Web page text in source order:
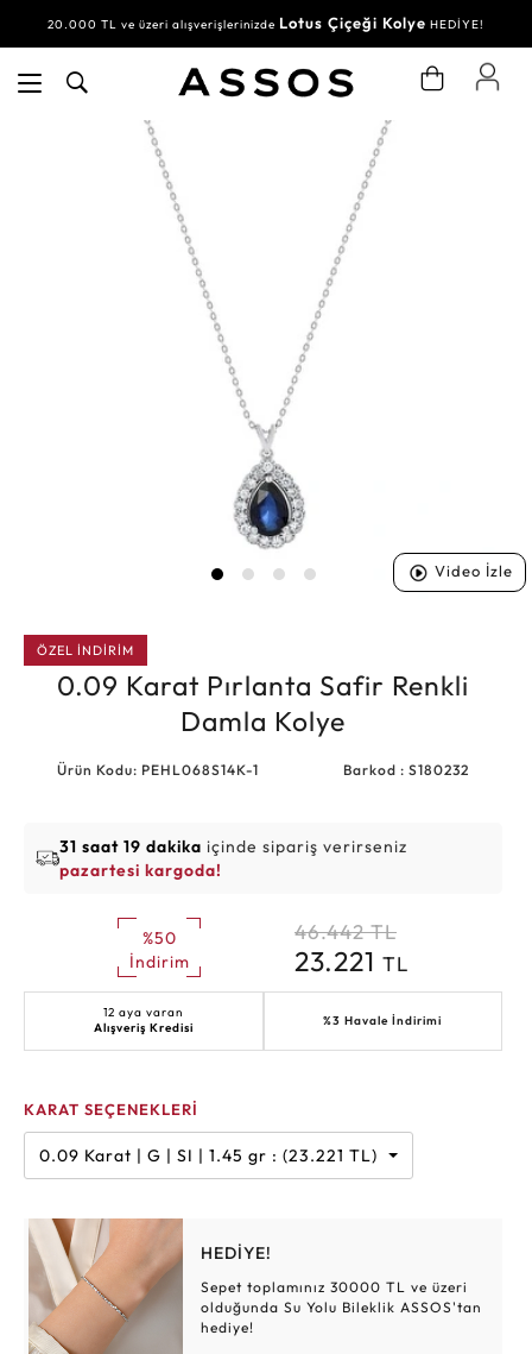
20.000 TL ve üzeri alışverişlerinizde Lotus Çiçeği Kolye HEDİYE!
Video İzle
ÖZEL İNDİRİM
0.09 Karat Pırlanta Safir Renkli
Damla Kolye
Ürün Kodu: PEHL068S14K-1 Barkod : S180232
31 saat 19 dakika içinde sipariş verirseniz
pazartesi kargoda!
%50
İndirim
46.442 TL
23.221 TL
12 aya varan
Alışveriş Kredisi
%3 Havale İndirimi
KARAT SEÇENEKLERİ
0.09 Karat | G | SI | 1.45 gr : (23.221 TL)
HEDİYE!
Sepet toplamınız 30000 TL ve üzeri
olduğunda Su Yolu Bileklik ASSOS'tan
hediye!